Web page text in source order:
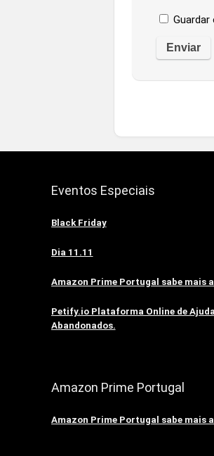
Eventos Especiais
Black Friday
Dia 11.11
Amazon Prime Portugal sabe mais
Petify.io Plataforma Online de
Abandonados.
Amazon Prime Portugal
Amazon Prime Portugal sabe mais